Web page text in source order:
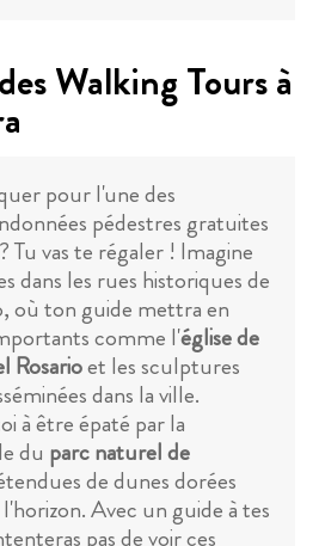
Walking Tours à
pour l'une des
pédestres gratuites
vas te régaler ! Imagine
dans les rues historiques de
où ton guide mettra en
comme l'église de
Rosarioet les sculptures
dans la ville.
à être épaté par la
du parc naturel de
de dunes dorées
Avec un guide à tes
pas de voir ces